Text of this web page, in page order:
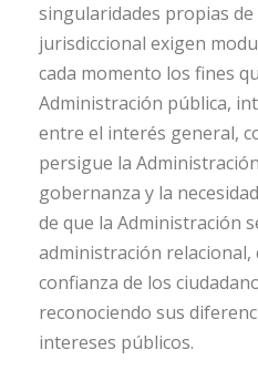
singularidades propias
jurisdiccional exigen
cada momento los fines
Administración pública,
entre el interés general,
persigue la
gobernanza y la
de que la Administración
administración relacional,
confianza de los
reconociendo sus
intereses públicos.